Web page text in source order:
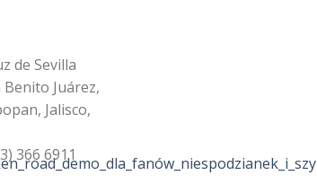
de Sevilla
Juárez,
Jalisco,
366 6911